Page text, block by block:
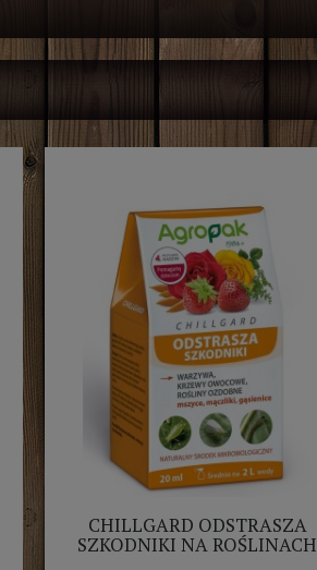
CHILLGARD ODSTRASZA
SZKODNIKI NA ROŚLINACH